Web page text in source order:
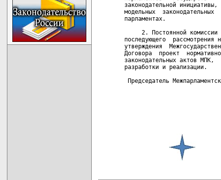
законодательной
модельных  законодательных
парламентах.
2. Постоянной комиссии
последующего  рассмотрения
утверждения
Договора  проект
законодательных актов
разработки и реализации.
Председатель